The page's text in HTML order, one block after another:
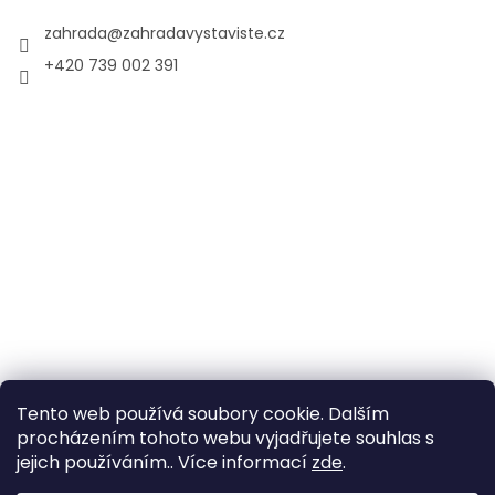
Tento web používá soubory cookie. Dalším
procházením tohoto webu vyjadřujete souhlas s
jejich používáním.. Více informací zde.
zahrada@zahradavystaviste.cz
+420 739 002 391